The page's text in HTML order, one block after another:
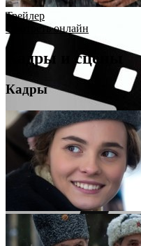
Трейлер
Смотреть онлайн
Кадры и сцены
Кадры